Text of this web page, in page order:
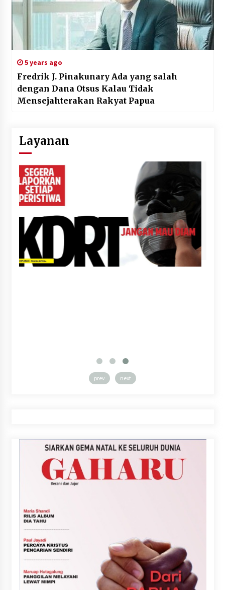
5 years ago
Fredrik J. Pinakunary Ada yang salah
dengan Dana Otsus Kalau Tidak
Mensejahterakan Rakyat Papua
Layanan
prev next